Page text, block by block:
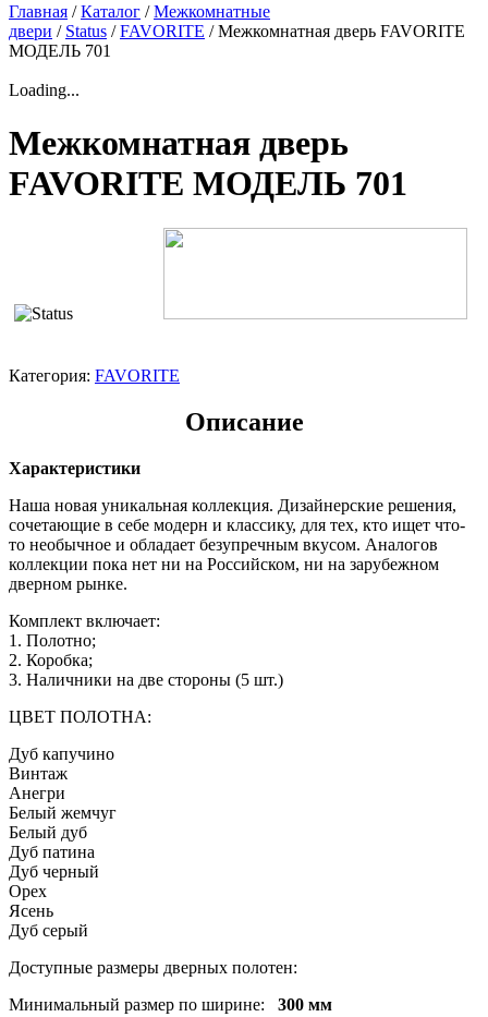
Главная /Каталог /Межкомнатные
двери / Status /FAVORITE / Межкомнатная дверь FAVORITE
МОДЕЛЬ 701
Loading...
Межкомнатная дверь
FAVORITE МОДЕЛЬ 701
Категория: FAVORITE
Описание
Характеристики
Наша новая уникальная коллекция. Дизайнерские решения,
сочетающие в себе модерн и классику, для тех, кто ищет что-
то необычное и обладает безупречным вкусом. Аналогов
коллекции пока нет ни на Российском, ни на зарубежном
дверном рынке.
Комплект включает:
1. Полотно;
2. Коробка;
3. Наличники на две стороны (5 шт.)
ЦВЕТ ПОЛОТНА:
Дуб капучино
Винтаж
Анегри
Белый жемчуг
Белый дуб
Дуб патина
Дуб черный
Орех
Ясень
Дуб серый
Доступные размеры дверных полотен:
Минимальный размер по ширине: 300 мм